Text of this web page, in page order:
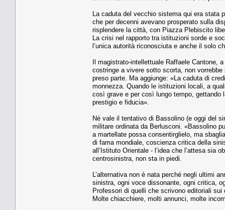
La caduta del vecchio sistema qui era stata
che per decenni avevano prosperato sulla
risplendere la città, con Piazza Plebiscito
La crisi nel rapporto tra istituzioni sorde e
l’unica autorità riconosciuta e anche il solo
Il magistrato-intellettuale Raffaele Cantone,
costringe a vivere sotto scorta, non
preso parte. Ma aggiunge: «La caduta di
monnezza. Quando le istituzioni locali, a
così grave e per così lungo tempo, gettando
prestigio e fiducia».
Né vale il tentativo di Bassolino (e oggi del
militare ordinata da Berlusconi. «Bassolino
a martellate possa consentirglielo, ma
di fama mondiale, coscienza critica della
all’Istituto Orientale - l’idea che l’attesa sia
centrosinistra, non sta in piedi.
L’alternativa non è nata perché negli ultimi
sinistra, ogni voce dissonante, ogni critica,
Professori di quelli che scrivono editoriali
Molte chiacchiere, molti annunci, molte